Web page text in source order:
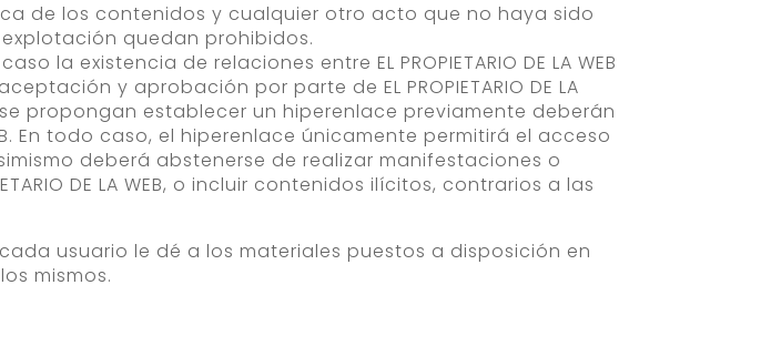
de los contenidos y cualquier otro acto que no haya sido
quedan prohibidos.
la existencia de relaciones entre EL PROPIETARIO DE LA WEB
y aprobación por parte de EL PROPIETARIO DE LA
propongan establecer un hiperenlace previamente deberán
En todo caso, el hiperenlace únicamente permitirá el acceso
deberá abstenerse de realizar manifestaciones o
DE LA WEB, o incluir contenidos ilícitos, contrarios a las
cada usuario le dé a los materiales puestos a disposición en
mismos.